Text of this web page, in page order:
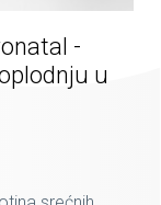
-
u